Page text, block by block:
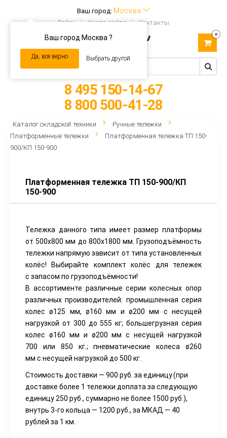
Ваш город: Москва
Ваш город Москва ?
Да, все верно Выбрать другой
Войти Карта сайта Контакты
navigation
0
8 495 150-14-67
8 800 500-41-28
Каталог складской техники
Ручные тележки
Платформенные тележки
Платформенная тележка ТП 150-
900/КП 150-900
Платформенная тележка ТП 150-900/КП
150-900
Тележка данного типа имеет размер платформы
от 500х800 мм до 800х1800 мм. Грузоподъёмность
тележки напрямую зависит от типа установленных
колёс! Выбирайте комплект колёс для тележек
с запасом по грузоподъёмности!
В ассортименте различные серии колесных опор
различных производителей: промышленная серия
колес ø125 мм, ø160 мм и ø200 мм с несущей
нагрузкой от 300 до 555 кг; большегрузная серия
колес ø160 мм и ø200 мм с несущей нагрузкой
700 или 850 кг.; пневматические колеса ø260
мм с несущей нагрузкой до 500 кг.
Стоимость доставки — 900 руб. за единицу(при
доставке более 1 тележки доплата за следующую
единицу 250 руб., суммарно не более 1500 руб.),
внутрь 3-го кольца — 1200 руб., за МКАД — 40
рублей за 1 км.